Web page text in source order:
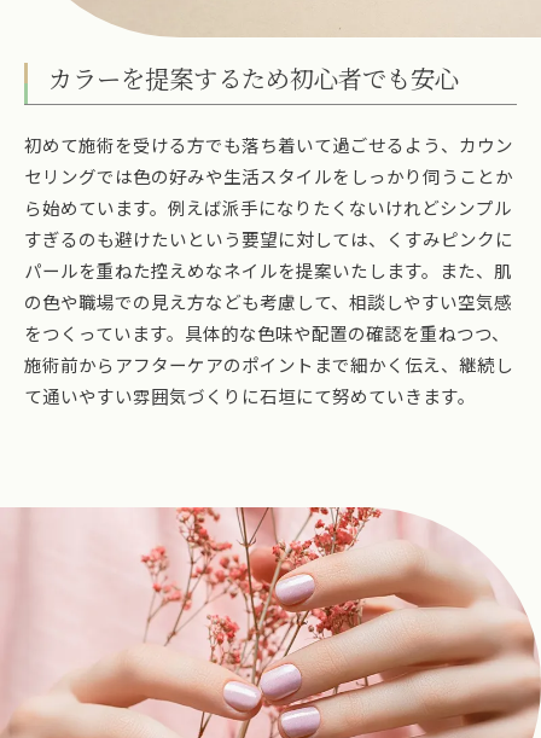
カラーを提案するため初心者でも安心
初めて施術を受ける方でも落ち着いて過ごせるよう、カウン
セリングでは色の好みや生活スタイルをしっかり伺うことか
ら始めています。例えば派手になりたくないけれどシンプル
すぎるのも避けたいという要望に対しては、くすみピンクに
パールを重ねた控えめなネイルを提案いたします。また、肌
の色や職場での見え方なども考慮して、相談しやすい空気感
をつくっています。具体的な色味や配置の確認を重ねつつ、
施術前からアフターケアのポイントまで細かく伝え、継続し
て通いやすい雰囲気づくりに石垣にて努めていきます。